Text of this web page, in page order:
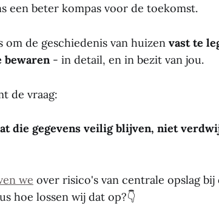
een beter kompas voor de toekomst.
om de geschiedenis van huizen vast te
bewaren- in detail, en in bezit van jou.
de vraag:
die gegevens veilig blijven, niet
we over risico's van centrale opslag
hoe lossen wij dat op?👇